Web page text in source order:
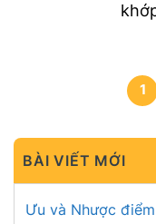
1
BÀI VIẾT MỚI
Ưu và Nhược